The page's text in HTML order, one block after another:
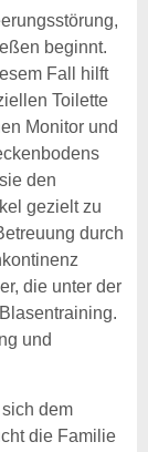
beginnt.
Fall hilft
Toilette
Monitor und
den
gezielt zu
durch
die unter der
und
dem
die Familie